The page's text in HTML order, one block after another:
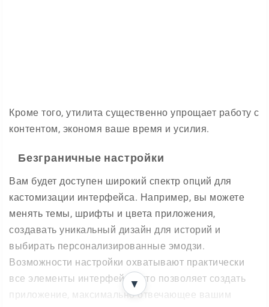
Кроме того, утилита существенно упрощает работу с
контентом, экономя ваше время и усилия.
Безграничные настройки
Вам будет доступен широкий спектр опций для
кастомизации интерфейса. Например, вы можете
менять темы, шрифты и цвета приложения,
создавать уникальный дизайн для историй и
выбирать персонализированные эмодзи.
Возможности настройки охватывают практически
все элементы интерфейса, что позволяет создать
приложение, максимально отвечающее вашим
▼